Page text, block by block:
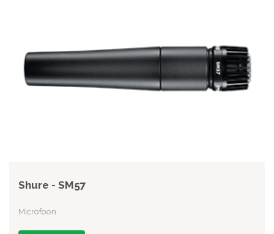
Shure - SM57
Microfoon